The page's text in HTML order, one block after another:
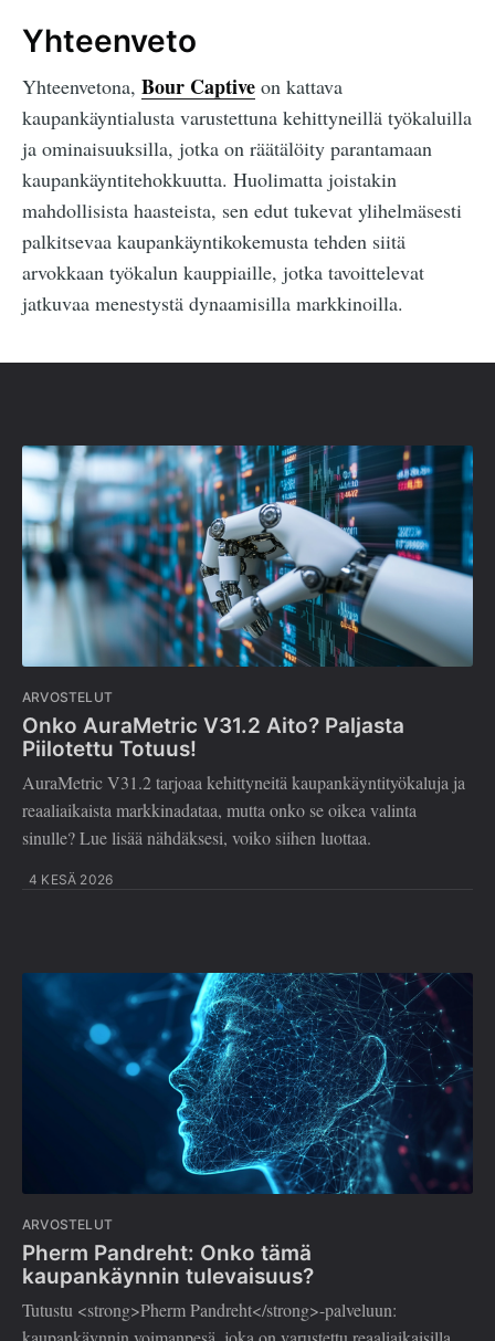
Yhteenveto
Yhteenvetona, Bour Captive on kattava
kaupankäyntialusta varustettuna kehittyneillä työkaluilla
ja ominaisuuksilla, jotka on räätälöity parantamaan
kaupankäyntitehokkuutta. Huolimatta joistakin
mahdollisista haasteista, sen edut tukevat ylihelmäsesti
palkitsevaa kaupankäyntikokemusta tehden siitä
arvokkaan työkalun kauppiaille, jotka tavoittelevat
jatkuvaa menestystä dynaamisilla markkinoilla.
ARVOSTELUT
Onko AuraMetric V31.2 Aito? Paljasta
Piilotettu Totuus!
AuraMetric V31.2 tarjoaa kehittyneitä kaupankäyntityökaluja ja
reaaliaikaista markkinadataa, mutta onko se oikea valinta
sinulle? Lue lisää nähdäksesi, voiko siihen luottaa.
4 KESÄ 2026
ARVOSTELUT
Pherm Pandreht: Onko tämä
kaupankäynnin tulevaisuus?
Tutustu <strong>Pherm Pandreht</strong>-palveluun: